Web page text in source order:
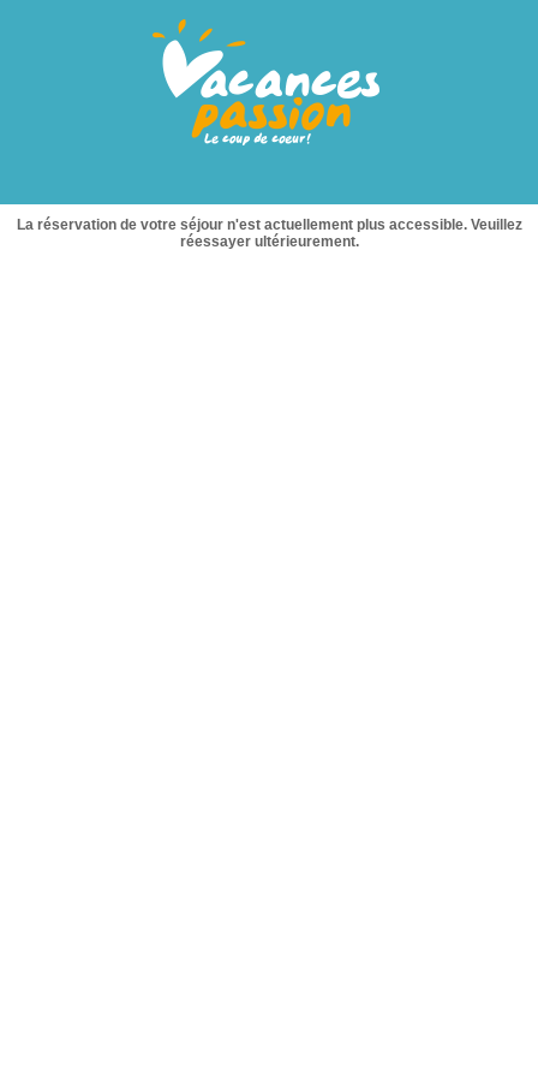
La réservation de votre séjour n'est actuellement plus accessible. Veuillez
réessayer ultérieurement.